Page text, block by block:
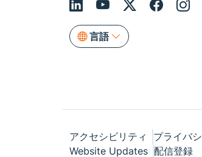
言語
アクセシビリティ プライバ
Website Updates 配信登録